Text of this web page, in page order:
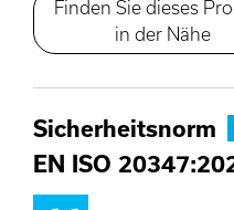
Finden Sie dieses
in der Nähe
Sicherheitsnorm
EN ISO